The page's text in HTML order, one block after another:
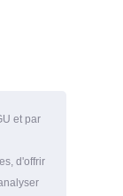
et par
d'offrir